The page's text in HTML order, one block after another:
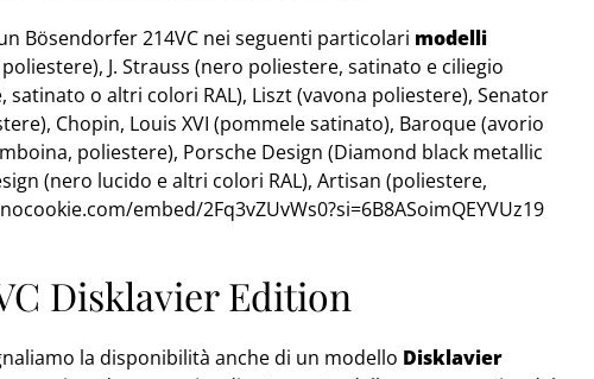
Bösendorfer 214VC nei seguenti particolari modelli
J. Strauss (nero poliestere, satinato e ciliegio
o altri colori RAL), Liszt (vavona poliestere), Senator
Chopin, Louis XVI (pommele satinato), Baroque (avorio
poliestere), Porsche Design (Diamond black metallic
(nero lucido e altri colori RAL), Artisan (poliestere,
embed/2Fq3vZUvWs0?si=6B8ASoimQEYVUz19
Disklavier Edition
la disponibilità anche di un modello Disklavier